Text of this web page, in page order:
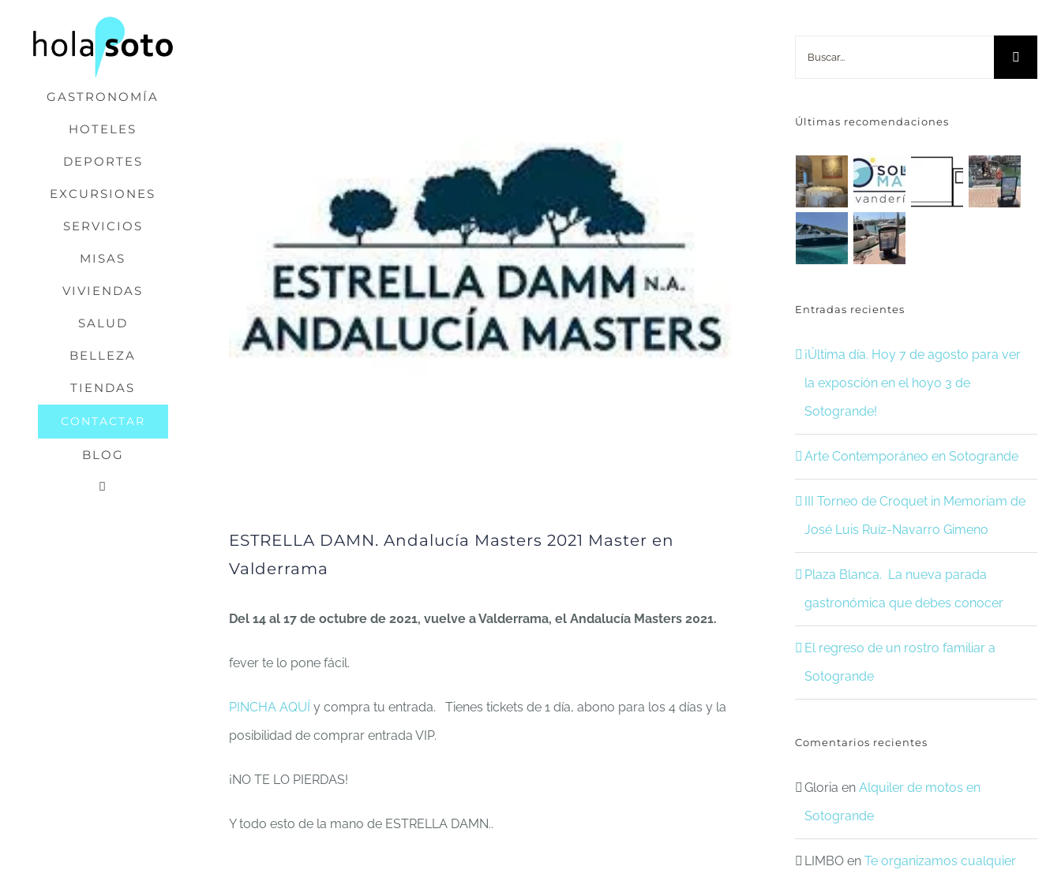
GASTRONOMÍA
HOTELES
DEPORTES
EXCURSIONES
SERVICIOS
MISAS
VIVIENDAS
SALUD
BELLEZA
TIENDAS
CONTACTAR
BLOG
ESTRELLA DAMN. Andalucía Masters 2021 Master en
Valderrama
Del 14 al 17 de octubre de 2021, vuelve a Valderrama, el Andalucía Masters 2021.
fever te lo pone fácil.
PINCHA AQUÍ y compra tu entrada. Tienes tickets de 1 día, abono para los 4 días y la
posibilidad de comprar entrada VIP.
¡NO TE LO PIERDAS!
Y todo esto de la mano de ESTRELLA DAMN..
Últimas recomendaciones
Entradas recientes
¡Última día. Hoy 7 de agosto para ver
la exposción en el hoyo 3 de
Sotogrande!
Arte Contemporáneo en Sotogrande
III Torneo de Croquet in Memoriam de
José Luis Ruíz-Navarro Gimeno
Plaza Blanca. La nueva parada
gastronómica que debes conocer
El regreso de un rostro familiar a
Sotogrande
Comentarios recientes
Gloria en Alquiler de motos en
Sotogrande
LIMBOen Te organizamos cualquier